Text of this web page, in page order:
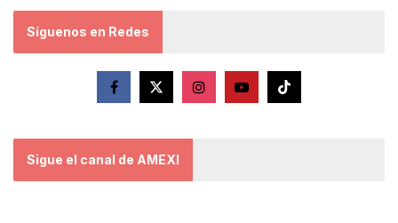
Síguenos en Redes
Sigue el canal de AMEXI